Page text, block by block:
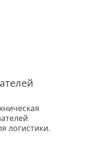
логистики.